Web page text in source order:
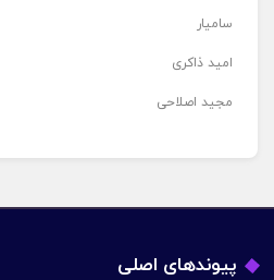
سامیار
امید ذاکری
مجید اصلاحی
پیوندهای اصلی